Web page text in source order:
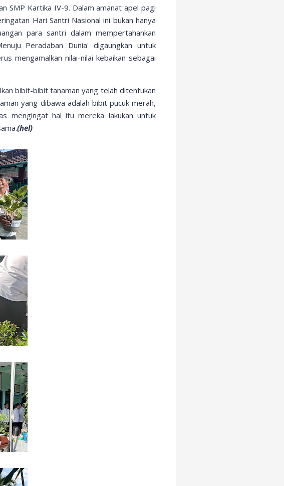
SMP Kartika IV-9. Dalam amanat apel pagi
Hari Santri Nasional ini bukan hanya
para santri dalam mempertahankan
Peradaban Dunia' digaungkan untuk
mengamalkan nilai-nilai kebaikan sebagai
bibit-bibit tanaman yang telah ditentukan
yang dibawa adalah bibit pucuk merah,
mengingat hal itu mereka lakukan untuk
(hel)